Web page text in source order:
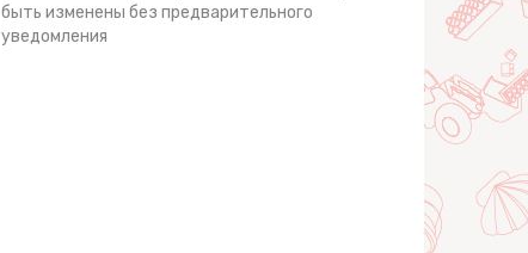
быть изменены без предварительного
уведомления